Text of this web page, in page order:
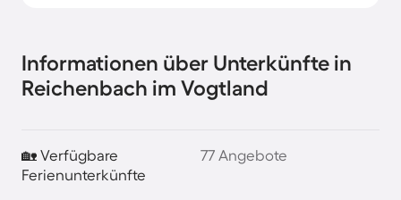
Informationen über Unterkünfte in
Reichenbach im Vogtland
🏡 Verfügbare
Ferienunterkünfte
77 Angebote